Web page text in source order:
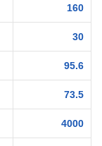
160
30
95.6
73.5
4000